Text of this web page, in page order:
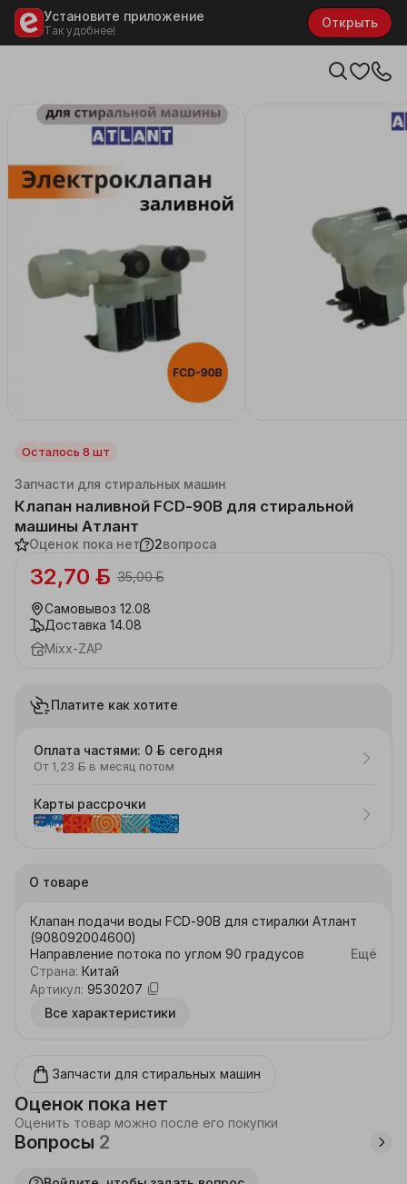
Установите приложение
Так удобнее!
Открыть
Осталось 8 шт
Каталог
Бытовая техника
Запчасти для стиральных машин
Клапан наливной FCD-90B для стиральной
машины Атлант
Оценок пока нет 2вопроса
35,00 ƃ
32,70 ƃ
Самовывоз 12.08
Доставка 14.08
Mixx-ZAP
Платите как хотите
Оплата частями: 0 ƃ сегодня
От 1,23 ƃ в месяц потом
Карты рассрочки
О товаре
Клапан подачи воды FCD-90B для стиралки Атлант
(908092004600)
Направление потока по углом 90 градусов
Подключение 4 клемы
Питание: ~ 220 Вольт
Ещё
Страна: Китай
Артикул: 9530207
Все характеристики
Запчасти для стиральных машин
Оценок пока нет
Оценить товар можно после его покупки
Вопросы 2